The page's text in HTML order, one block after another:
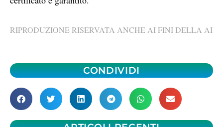
RIPRODUZIONE RISERVATA ANCHE AI FINI DELLA AI
CONDIVIDI